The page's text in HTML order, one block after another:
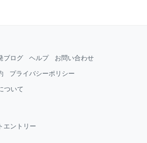
ブログ ヘルプ お問い合わせ
プライバシーポリシー
ついて
エントリー